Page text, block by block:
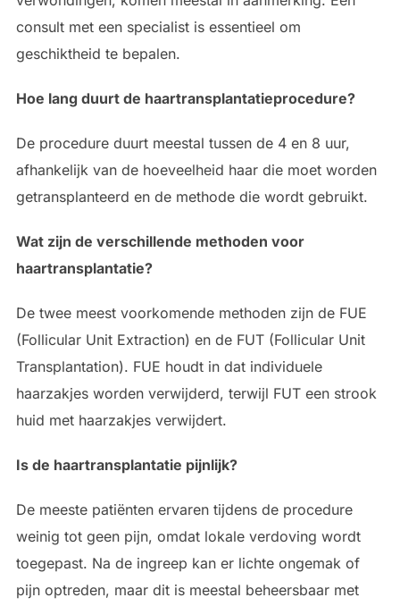
consult met een specialist is essentieel om
geschiktheid te bepalen.
Hoe lang duurt de haartransplantatieprocedure?
De procedure duurt meestal tussen de 4 en 8 uur,
afhankelijk van de hoeveelheid haar die moet worden
getransplanteerd en de methode die wordt gebruikt.
Wat zijn de verschillende methoden voor
haartransplantatie?
De twee meest voorkomende methoden zijn de FUE
(Follicular Unit Extraction) en de FUT (Follicular Unit
Transplantation). FUE houdt in dat individuele
haarzakjes worden verwijderd, terwijl FUT een strook
huid met haarzakjes verwijdert.
Is de haartransplantatie pijnlijk?
De meeste patiënten ervaren tijdens de procedure
weinig tot geen pijn, omdat lokale verdoving wordt
toegepast. Na de ingreep kan er lichte ongemak of
pijn optreden, maar dit is meestal beheersbaar met